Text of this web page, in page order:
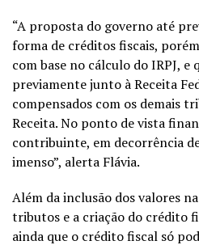
“A proposta do governo até
forma de créditos fiscais,
com base no cálculo do IRPJ, e
previamente junto à Receita
compensados com os demais
Receita. No ponto de vista
contribuinte, em decorrência
imenso”, alerta Flávia.
Além da inclusão dos valores
tributos e a criação do crédito
ainda que o crédito fiscal só